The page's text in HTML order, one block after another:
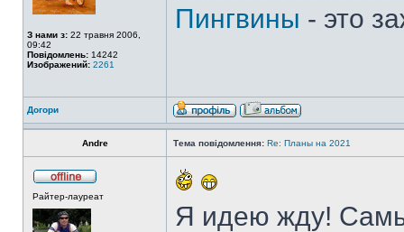
З нами з: 22 травня 2006,
09:42
Повідомлень: 14242
Изображений: 2261
Пингвины - это
Догори
Andre Тема повідомлення: Re: Планы на 2021
Райтер-лауреат
Я идею жду!